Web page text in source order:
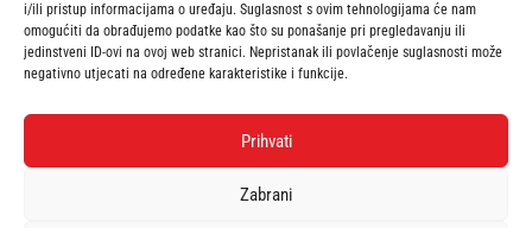
i/ili pristup informacijama o uređaju. Suglasnost s ovim tehnologijama će nam
omogućiti da obrađujemo podatke kao što su ponašanje pri pregledavanju ili
jedinstveni ID-ovi na ovoj web stranici. Nepristanak ili povlačenje suglasnosti može
negativno utjecati na određene karakteristike i funkcije.
Prihvati
Zabrani
svrhu unapređenja prodaje
Pratite nas